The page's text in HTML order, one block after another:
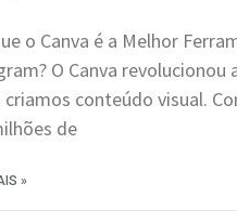
o Canva é a Melhor
O Canva revolucionou
conteúdo visual.
de
»